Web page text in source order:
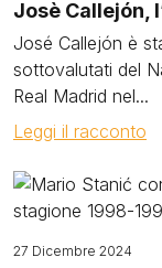
Josè Callejón,
José Callejón è
sottovalutati del
Real Madrid nel...
Leggi il racconto
Image
27 Dicembre 2024